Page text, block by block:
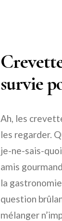
survie
Ah, les
les regarder.
je-ne-sais-
amis
la
question
mélanger